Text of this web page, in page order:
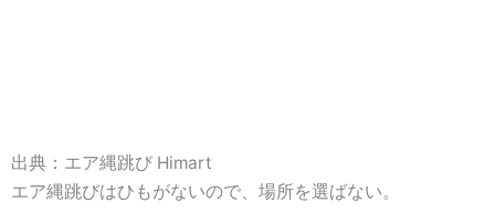
出典：エア縄跳び Himart
エア縄跳びはひもがないので、 場所を選ばない。